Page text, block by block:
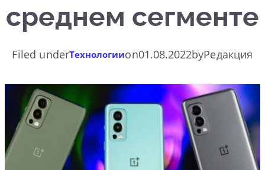
среднем сегменте
Filed underТехнологииon01.08.2022byРедакция